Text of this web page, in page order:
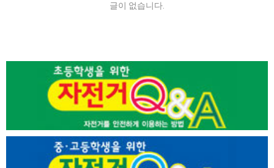
글이 없습니다.